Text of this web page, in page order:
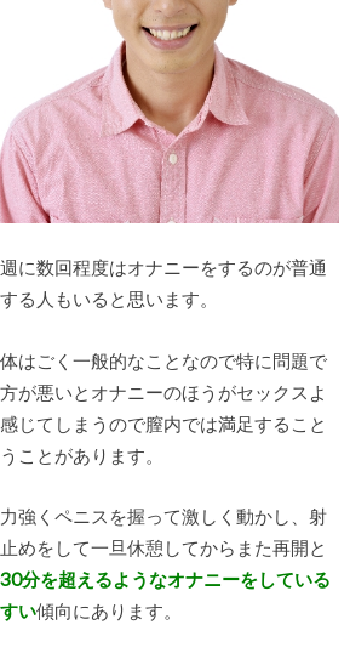
に数回程度はオナニーをするのが普通
る人もいると思います。
はごく一般的なことなので特に問題で
が悪いとオナニーのほうがセックスよ
じてしまうので膣内では満足すること
ことがあります。
強くペニスを握って激しく動かし、射
めをして一旦休憩してからまた再開と
30分を超えるようなオナニーをしている
い傾向にあります。